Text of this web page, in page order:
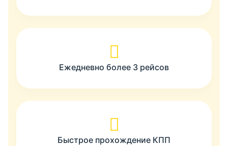
Ежедневно более 3 рейсов
Быстрое прохождение КПП